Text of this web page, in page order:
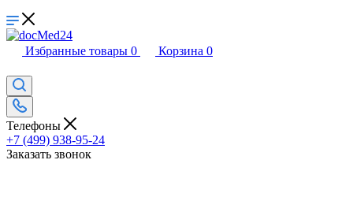
Избранные товары 0 Корзина 0
Телефоны
+7 (499) 938-95-24
Заказать звонок